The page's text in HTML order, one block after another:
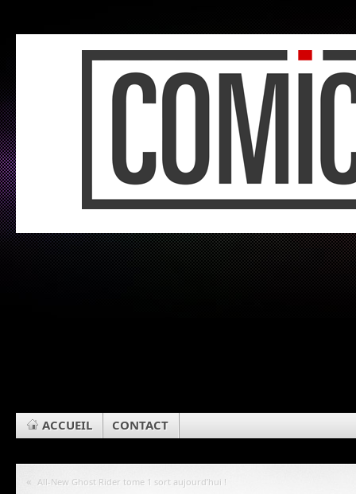
ACCUEIL CONTACT
« All-New Ghost Rider tome 1 sort aujourd’hui !